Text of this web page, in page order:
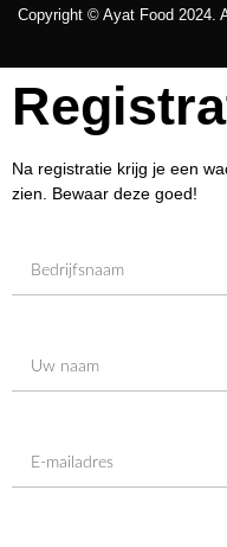
Copyright © Ayat Food 2024.
Na registratie krijg je een
zien. Bewaar deze goed!